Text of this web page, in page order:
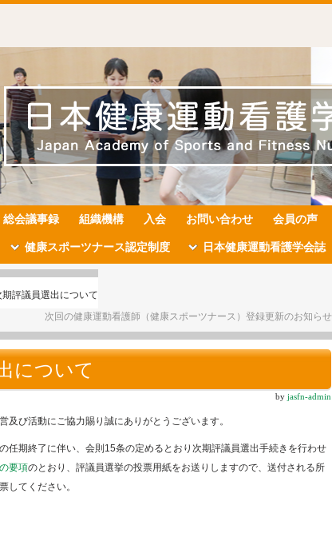
総会議事録 組織機構 入会 お問い合わせ 会員の声
健康スポーツナース認定制度 日本健康運動看護学会誌
期評議員選出について
次回の健康運動看護師（健康スポーツナース）登録更新のお知らせ
について
by jasfn-admin
及び活動にご協力賜り誠にありがとうございます。
任期終了に伴い、会則15条の定めるとおり次期評議員選出手続きを行わせ
要項のとおり、評議員選挙の投票用紙をお送りしますので、送付される所
してください。